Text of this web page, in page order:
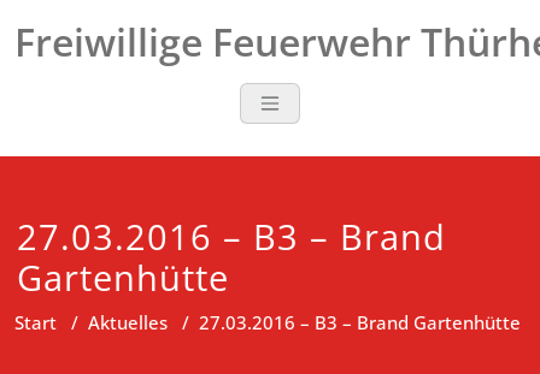
Inhalt
Freiwillige Feuerwehr
27.03.2016 – B3 – Brand
Gartenhütte
Start / Aktuelles / 27.03.2016 – B3 – Brand Gartenhütte